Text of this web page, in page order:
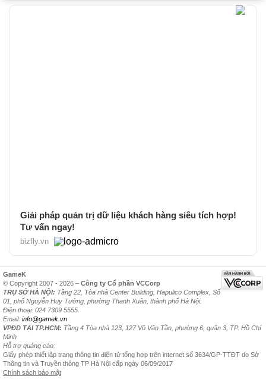
Giải pháp quản trị dữ liệu khách hàng siêu tích hợp!
Tư vấn ngay!
bizfly.vn
GameK
© Copyright 2007 - 2026 – Công ty Cổ phần VCCorp
TRỤ SỞ HÀ NỘI: Tầng 22, Tòa nhà Center Building, Hapulico Complex, Số
01, phố Nguyễn Huy Tưởng, phường Thanh Xuân, thành phố Hà Nội.
Điện thoại: 024 7309 5555.
Email: info@gamek.vn
VPĐD TẠI TP.HCM: Tầng 4 Tòa nhà 123, 127 Võ Văn Tần, phường 6, quận 3, TP. Hồ Chí
Minh
Hỗ trợ quảng cáo:
Giấy phép thiết lập trang thông tin điện tử tổng hợp trên internet số 3634/GP-TTĐT do Sở
Thông tin và Truyền thông TP Hà Nội cấp ngày 06/09/2017
Chính sách bảo mật